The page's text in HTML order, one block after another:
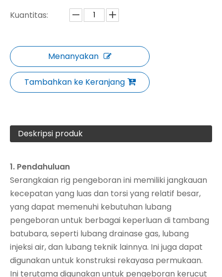
Kuantitas:
Menanyakan
Tambahkan ke Keranjang
Deskripsi produk
1. Pendahuluan
Serangkaian rig pengeboran ini memiliki jangkauan
kecepatan yang luas dan torsi yang relatif besar,
yang dapat memenuhi kebutuhan lubang
pengeboran untuk berbagai keperluan di tambang
batubara, seperti lubang drainase gas, lubang
injeksi air, dan lubang teknik lainnya. Ini juga dapat
digunakan untuk konstruksi rekayasa permukaan.
Ini terutama digunakan untuk pengeboran kerucut